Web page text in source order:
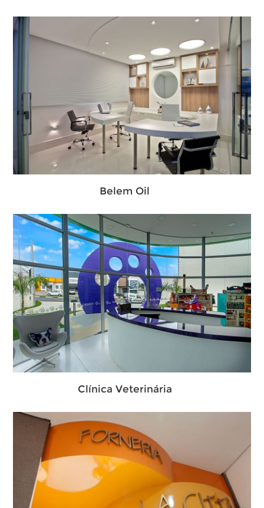
Belem Oil
Clínica Veterinária